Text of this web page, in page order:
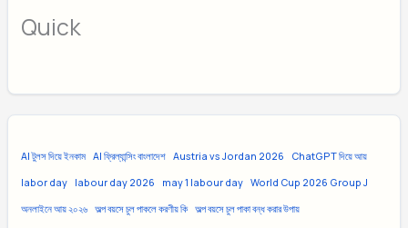
Quick
AI টুলস দিয়ে ইনকাম AI ফ্রিল্যান্সিং বাংলাদেশ Austria vs Jordan 2026 ChatGPT দিয়ে আয়
labor day labour day 2026 may 1 labour day World Cup 2026 Group J
অনলাইনে আয় ২০২৬ অল্প বয়সে চুল পাকলে করণীয় কি অল্প বয়সে চুল পাকা বন্ধ করার উপায়